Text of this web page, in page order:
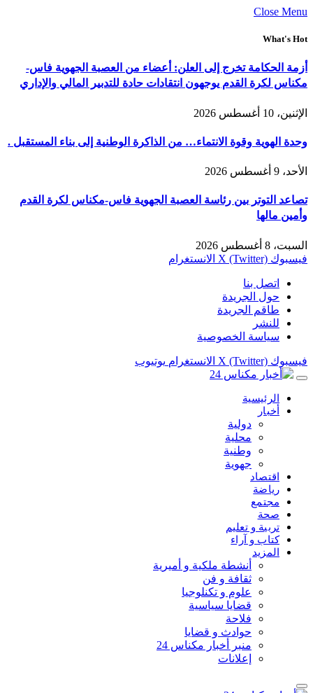
Close Menu
What's Hot
أزمة الحكامة تخرج إلى العلن: أعضاء من العصبة الجهوية فاس-
مكناس لكرة القدم يوجهون انتقادات حادة للتدبير المالي والإداري
الإثنين، 10 أغسطس 2026
وحدة الهوية وقوة الانتماء… من الذاكرة الوطنية إلى بناء المستقبل .
الأحد، 9 أغسطس 2026
تصاعد التوتر بين رئاسة العصبة الجهوية فاس-مكناس لكرة القدم
وأمين مالها
السبت، 8 أغسطس 2026
فيسبوك X (Twitter) الانستغرام
اتصل بنا
حول الجريدة
طاقم الجريدة
للنشر
سياسة الخصوصية
فيسبوك X (Twitter) الانستغرام يوتيوب
الرئيسية
أخبار
دولية
محلية
وطنية
جهوية
اقتصاد
رياضة
مجتمع
صحة
تربية و تعليم
كتاب و آراء
المزيد
أنشطة ملكية و أميرية
ثقافة و فن
علوم و تكنلوجيا
قضايا سياسية
فلاحة
حوادث و قضايا
منبر أخبار مكناس 24
إعلانات